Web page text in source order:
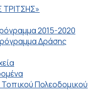
2015-2020
Δράσης
Πολεοδομικού